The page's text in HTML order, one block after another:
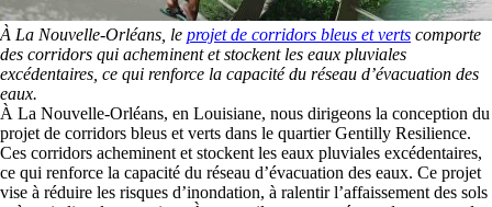
À La Nouvelle-Orléans, le projet de corridors bleus et verts comporte
des corridors qui acheminent et stockent les eaux pluviales
excédentaires, ce qui renforce la capacité du réseau d’évacuation des
eaux.
À La Nouvelle-Orléans, en Louisiane, nous dirigeons la conception du
projet de corridors bleus et verts dans le quartier Gentilly Resilience.
Ces corridors acheminent et stockent les eaux pluviales excédentaires,
ce qui renforce la capacité du réseau d’évacuation des eaux. Ce projet
vise à réduire les risques d’inondation, à ralentir l’affaissement des sols